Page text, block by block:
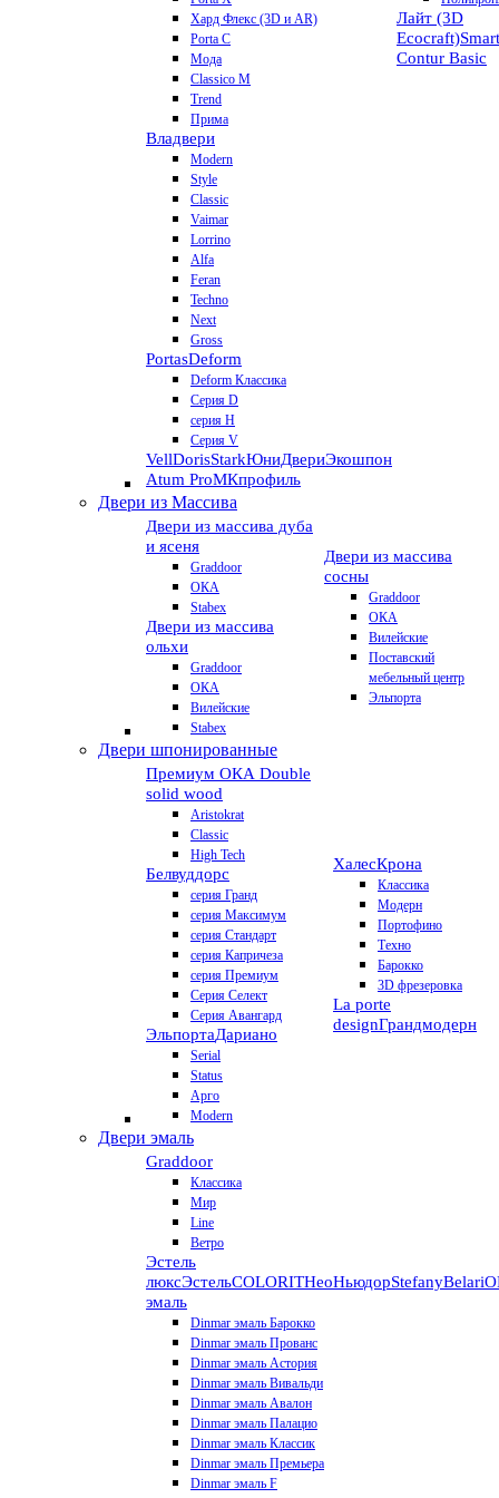
Хард Флекс (3D и AR)
Porta C
Мода
Classico M
Trend
Прима
Владвери
Modern
Style
Classic
Vaimar
Lorrino
Alfa
Feran
Techno
Next
Gross
PortasDeform
Deform Классика
Серия D
серия H
Серия V
VellDorisStarkЮниДвериЭкошпон
Atum ProМКпрофиль
Лайт (3D
Ecocraft)Smart
Contur Basic
Двери из Массива
Двери из массива дуба
и ясеня
Graddoor
ОКА
Stabex
Двери из массива
ольхи
Graddoor
ОКА
Вилейские
Stabex
Двери из массива
сосны
Graddoor
ОКА
Вилейские
Поставский
мебельный центр
Эльпорта
Двери шпонированные
Премиум ОКА Double
solid wood
Aristokrat
Classic
High Tech
Белвуддорс
серия Гранд
серия Максимум
серия Стандарт
серия Капричеза
серия Премиум
Серия Селект
Серия Авангард
ЭльпортаДариано
Serial
Status
Арго
Modern
ХалесКрона
Классика
Модерн
Портофино
Техно
Барокко
3D фрезеровка
La porte
designГрандмодерн
Двери эмаль
Graddoor
Классика
Мир
Line
Ветро
Эстель
люксЭстельCOLORITНеоНьюдорStefanyBelari
эмаль
Dinmar эмаль Барокко
Dinmar эмаль Прованс
Dinmar эмаль Астория
Dinmar эмаль Вивальди
Dinmar эмаль Авалон
Dinmar эмаль Палацио
Dinmar эмаль Классик
Dinmar эмаль Премьера
Dinmar эмаль F